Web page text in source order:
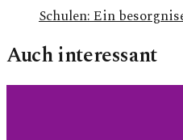
Schulen: Ein
Auch interessant